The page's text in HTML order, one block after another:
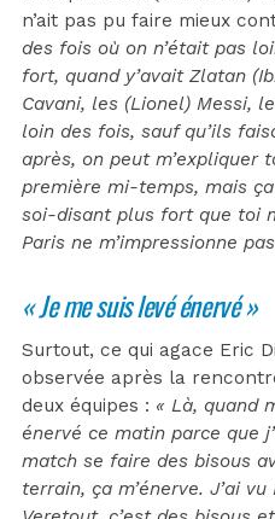
n’ait pas pu faire mieux
des fois où on n’était pas
fort, quand y’avait Zlatan
Cavani, les (Lionel) Messi,
loin des fois, sauf qu’ils
après, on peut m’expliquer
première mi-temps, mais ça
soi-disant plus fort que toi
Paris ne m’impressionne
« Je me suis levé énervé »
Surtout, ce qui agace Eric
observée après la
deux équipes : « Là, quand
énervé ce matin parce que
match se faire des bisous
terrain, ça m’énerve. J’ai